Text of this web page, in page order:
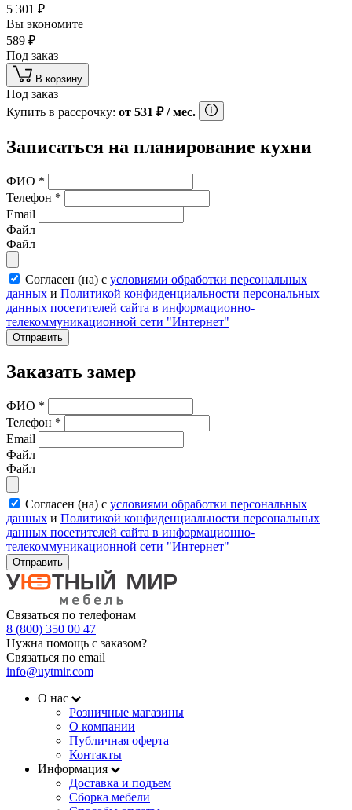
5 301 ₽
Вы экономите
589 ₽
Под заказ
В корзину
Под заказ
Купить в рассрочку: от 531 ₽/ мес.
Записаться на планирование кухни
ФИО *
Телефон *
Email
Файл
Файл
Согласен (на) с условиями обработки персональных
данных и Политикой конфиденциальности персональных
данных посетителей сайта в информационно-
телекоммуникационной сети "Интернет"
Отправить
Заказать замер
ФИО *
Телефон *
Email
Файл
Файл
Согласен (на) с условиями обработки персональных
данных и Политикой конфиденциальности персональных
данных посетителей сайта в информационно-
телекоммуникационной сети "Интернет"
Отправить
Связаться по телефонам
8 (800) 350 00 47
Нужна помощь с заказом?
Связаться по email
info@uytmir.com
О нас
Розничные магазины
О компании
Публичная оферта
Контакты
Информация
Доставка и подъем
Сборка мебели